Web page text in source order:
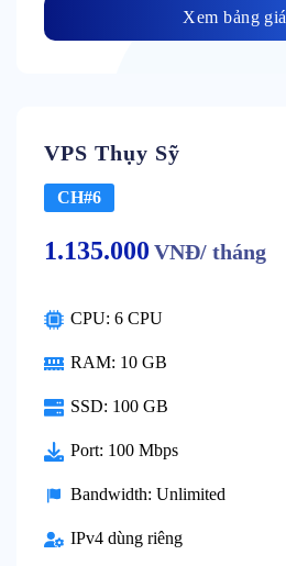
Xem bảng giá
VPS Thụy Sỹ
CH#6
1.135.000 VNĐ/ tháng
CPU: 6 CPU
RAM: 10 GB
SSD: 100 GB
Port: 100 Mbps
Bandwidth: Unlimited
IPv4 dùng riêng